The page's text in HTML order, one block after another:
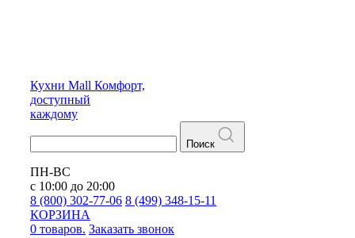
Кухни Mall Комфорт,
доступный
каждому
Поиск
ПН-ВС
с 10:00 до 20:00
8 (800) 302-77-06 8 (499) 348-15-11
КОРЗИНА
0 товаров. Заказать звонок